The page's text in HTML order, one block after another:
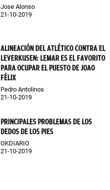
Jose Alonso
21-10-2019
ALINEACIÓN DEL ATLÉTICO CONTRA EL
LEVERKUSEN: LEMAR ES EL FAVORITO
PARA OCUPAR EL PUESTO DE JOAO
FÉLIX
Pedro Antolinos
21-10-2019
PRINCIPALES PROBLEMAS DE LOS
DEDOS DE LOS PIES
OKDIARIO
21-10-2019